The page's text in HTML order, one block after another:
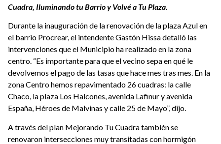
Cuadra, Iluminando tu Barrio y Volvé a Tu Plaza.
Durante la inauguración de la renovación de la plaza Azul en
el barrio Procrear, el intendente Gastón Hissa detalló las
intervenciones que el Municipio ha realizado en la zona
centro. “Es importante para que el vecino sepa en qué le
devolvemos el pago de las tasas que hace mes tras mes. En la
zona Centro hemos repavimentado 26 cuadras: la calle
Chaco, la plaza Los Halcones, avenida Lafinur y avenida
España, Héroes de Malvinas y calle 25 de Mayo”, dijo.
A través del plan Mejorando Tu Cuadra también se
renovaron intersecciones muy transitadas con hormigón